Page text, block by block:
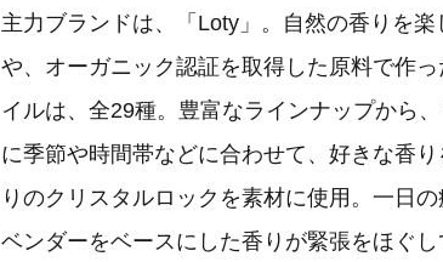
主力ブランドは、「Loty」。自然の香りを
や、オーガニック認証を取得した原料で作
イルは、全29種。豊富なラインナップから
に季節や時間帯などに合わせて、好きな香
りのクリスタルロックを素材に使用。一日
ベンダーをベースにした香りが緊張をほぐし